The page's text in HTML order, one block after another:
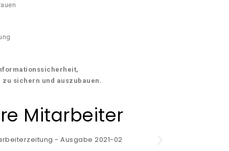
sichern und auszubauen.
Mitarbeiter